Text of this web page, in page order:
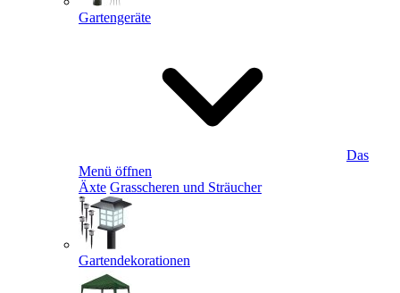
Gartengeräte
Das
Menü öffnen
Äxte Grasscheren und Sträucher
Gartendekorationen